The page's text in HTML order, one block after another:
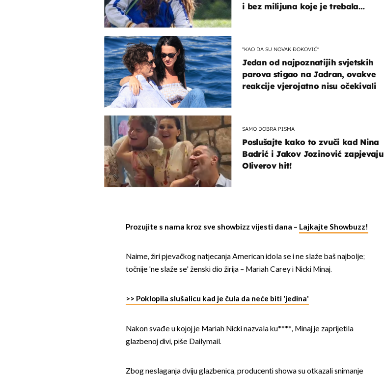
i bez milijuna koje je trebala
"KAO DA SU NOVAK ĐOKOVIĆ"
Jedan od najpoznatijih svjetskih
parova stigao na Jadran, ovakve
reakcije vjerojatno nisu očekivali
SAMO DOBRA PISMA
Poslušajte kako to zvuči kad Nina
Badrić i Jakov Jozinović zapjevaju
Oliverov hit!
Prozujite s nama kroz sve showbizz vijesti dana – Lajkajte Showbuzz!
Naime, žiri pjevačkog natjecanja American idola se i ne slaže baš najbolje;
točnije 'ne slaže se' ženski dio žirija – Mariah Carey i Nicki Minaj.
>> Poklopila slušalicu kad je čula da neće biti 'jedina'
Nakon svađe u kojoj je Mariah Nicki nazvala ku****, Minaj je zaprijetila
glazbenoj divi, piše Dailymail.
Zbog neslaganja dviju glazbenica, producenti showa su otkazali snimanje